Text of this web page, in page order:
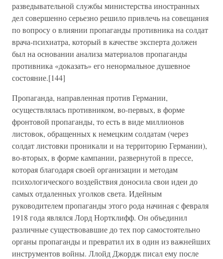
разведывательной службы министерства иностранных
дел совершенно серьезно решило привлечь на совещания
по вопросу о влиянии пропаганды противника на солдат
врача-психиатра, который в качестве эксперта должен
был на основании анализа материалов пропаганды
противника «доказать» его ненормальное душевное
состояние.[144]
Пропаганда, направленная против Германии,
осуществлялась противником, во-первых, в форме
фронтовой пропаганды, то есть в виде миллионов
листовок, обращенных к немецким солдатам (через
солдат листовки проникали и на территорию Германии),
во-вторых, в форме кампании, развернутой в прессе,
которая благодаря своей организации и методам
психологического воздействия доносила свои идеи до
самых отдаленных уголков света. Идейным
руководителем пропаганды этого рода начиная с февраля
1918 года являлся Лорд Нортклифф. Он объединил
различные существовавшие до тех пор самостоятельно
органы пропаганды и превратил их в один из важнейших
инструментов войны. Ллойд Джордж писал ему после